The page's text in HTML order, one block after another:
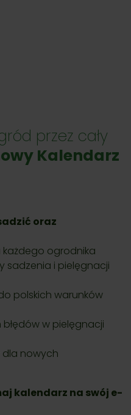
przez cały
Kalendarz
oraz
każdego ogrodnika
sadzenia i pielęgnacji
polskich warunków
w pielęgnacji
dla nowych
kalendarz na swój e-